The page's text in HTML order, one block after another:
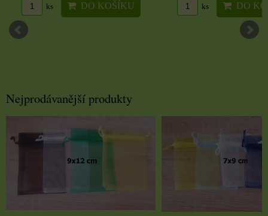
ks DO KOŠÍKU ks DO
Nejprodávanější produkty